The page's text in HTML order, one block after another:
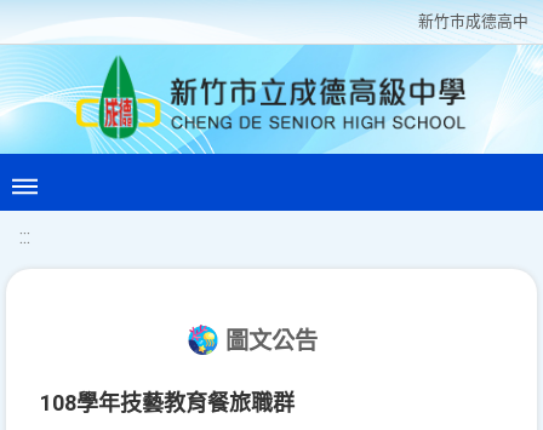
新竹巿成德高中
:::
圖文公告
108學年技藝教育餐旅職群